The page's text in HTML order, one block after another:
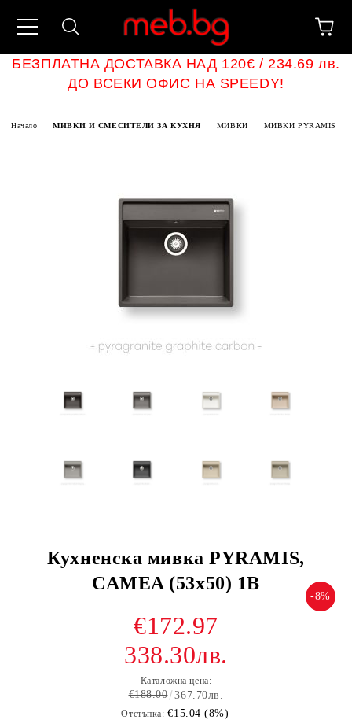
БЕЗПЛАТНА ДОСТАВКА НАД 120€ / 234.69 лв.
ДО ВСЕКИ ОФИС НА SPEEDY!
Начало МИВКИ И СМЕСИТЕЛИ ЗА КУХНЯ МИВКИ МИВКИ PYRAMIS
Кухненска мивка PYRAMIS,
CAMEA (53x50) 1B
-8%
€172.97
338.30лв.
Каталожна цена:
€188.00 367.70лв.
Отстъпка: €15.04 (8%)